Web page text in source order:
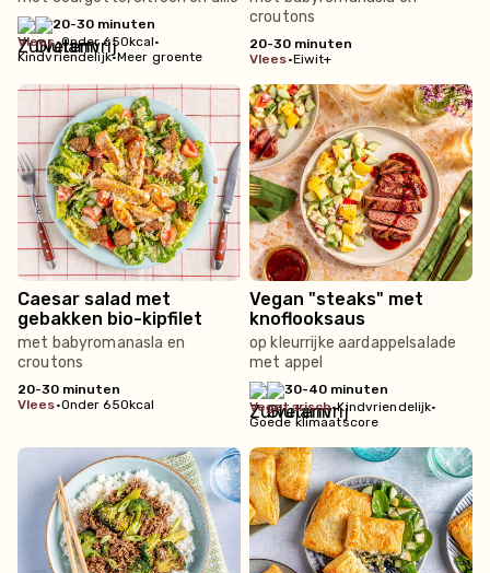
20-30 minuten
vlees•Onder 650kcal•
Kindvriendelijk•Meer groente
croutons
20-30 minuten
vlees•Eiwit+
Caesar salad met
gebakken bio-kipfilet
met babyromanasla en
croutons
20-30 minuten
vlees•Onder 650kcal
Vegan "steaks" met
knoflooksaus
op kleurrijke aardappelsalade
met appel
30-40 minuten
vegetarisch•Kindvriendelijk•
Goede klimaatscore